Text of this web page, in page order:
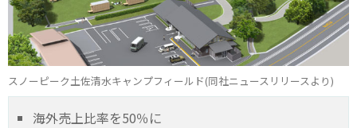
スノーピーク土佐清水キャンプフィールド(同社ニュースリリースより)
海外売上比率を50％に